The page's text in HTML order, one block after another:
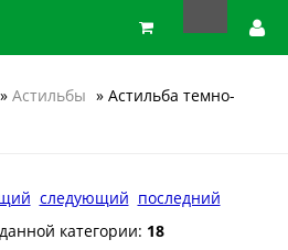
» Астильбы » Астильба темно-
следующий последний
категории: 18